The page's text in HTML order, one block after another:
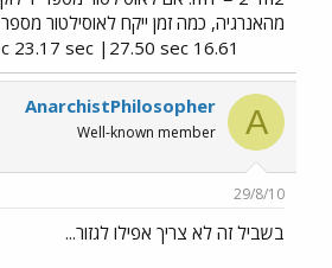
מהאנרגיה, כמה זמן ייקח לאוסילטור מספר 2 לאבד 90% מהאנרגיה?
16.61 sec 10.11 sec 18.01 sec 23.17 sec |27.50 sec​
A
AnarchistPhilosopher
Well-known member
29/8/10
בשביל זה לא צריך אפילו לגזור...